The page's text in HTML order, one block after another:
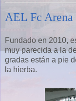
AEL Fc Arena
Fundado en 2010,
muy parecida a la
gradas están a pie
la hierba.